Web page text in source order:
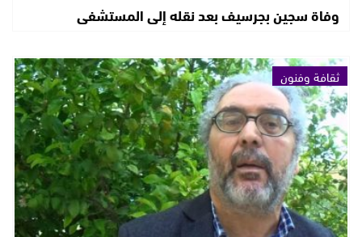
وفاة سجين بجرسيف بعد نقله إلى المستشفى
ثقافة وفنون